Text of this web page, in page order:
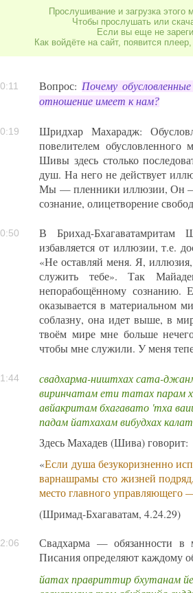
Прослушивание и загрузка этого
Чтобы прослушать или
Если вы еще не
Как войдёте на сайт, появится
Вопрос:Почему
отношение имеет к нам?
Шридхар Махарадж:
повелителем
Шивы здесь столько
душ. На него не действует
Мы — пленники иллюзии, Он —
сознание, олицетворение
В Брихад-Бхагаватамритам
избавляется от иллюзии, т.е.
«Не оставляй меня. Я,
служить тебе». Так
непорабощённому сознанию.
оказывается в материальном
соблазну, она идет выше, в
твоём мире мне больше
чтобы мне служили. У меня
свадхарма-ништхах сата-
виринчатам ети татах парам
авйакритам бхагавато 'тха
падам йатхахам вибудхах
Здесь Махадев (Шива) говорит:
«Если душа безукоризненно
варнашрамы сто жизней
место главного управляющего
(Шримад-Бхагаватам, 4.24.29)
Свадхарма — обязанности в
Писания определяют каждому
йатах правриттир бхутанам